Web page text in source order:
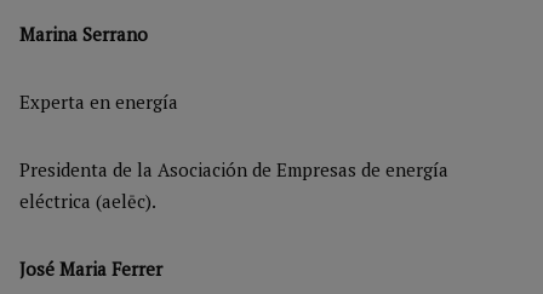
Marina Serrano
Experta en energía
Presidenta de la Asociación de Empresas de energía
eléctrica (aelēc).
José Maria Ferrer